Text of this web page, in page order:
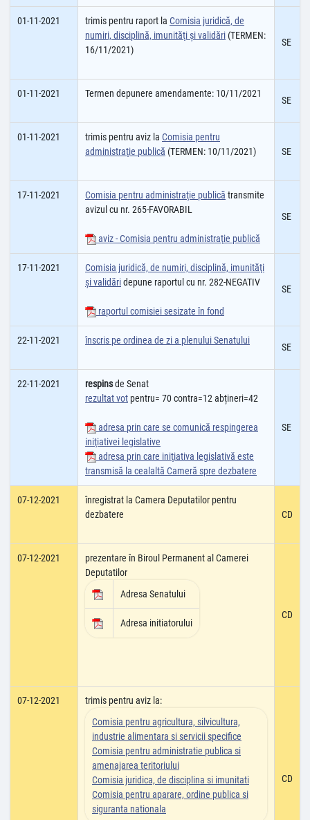
01-11-2021 trimis pentru raport la Comisia juridică, de
numiri, disciplină, imunităţi şi validări (TERMEN:
16/11/2021)
SE
01-11-2021 Termen depunere amendamente: 10/11/2021
SE
01-11-2021 trimis pentru aviz la Comisia pentru
administraţie publică (TERMEN: 10/11/2021) SE
17-11-2021 Comisia pentru administraţie publică transmite
avizul cu nr. 265-FAVORABIL
aviz - Comisia pentru administraţie publică
SE
17-11-2021
Comisia juridică, de numiri, disciplină, imunităţi
şi validăridepune raportul cu nr. 282-NEGATIV
raportul comisiei sesizate în fond
SE
22-11-2021 înscris pe ordinea de zi a plenului Senatului
SE
22-11-2021 respinsde Senat
rezultat vot pentru= 70 contra=12 abțineri=42
adresa prin care se comunică respingerea
iniţiativei legislative
adresa prin care iniţiativa legislativă este
transmisă la cealaltă Cameră spre dezbatere
SE
07-12-2021
înregistrat la Camera Deputatilor pentru
dezbatere
CD
07-12-2021
prezentare în Biroul Permanent al Camerei
Deputatilor
Adresa Senatului
Adresa initiatorului
CD
07-12-2021
trimis pentru aviz la:
Comisia pentru agricultura, silvicultura,
industrie alimentara si servicii specifice
Comisia pentru administratie publica si
amenajarea teritoriului
Comisia juridica, de disciplina si imunitati
Comisia pentru aparare, ordine publica si
siguranta nationala
CD